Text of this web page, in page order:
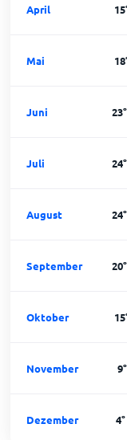
April 15
Mai 18
Juni 23°
Juli 24°
August 24°
September 20°
Oktober 15
November 9°
Dezember 4°